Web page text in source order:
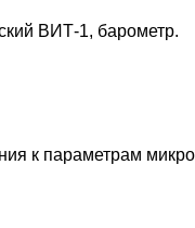
ВИТ-1, барометр.
к параметрам